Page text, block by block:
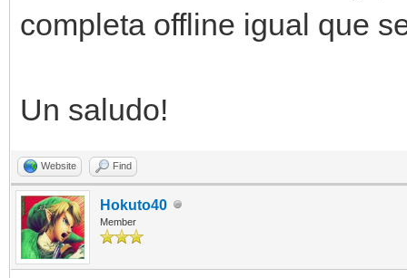
completa offline igual que
Un saludo!
Website Find
Hokuto40
Member